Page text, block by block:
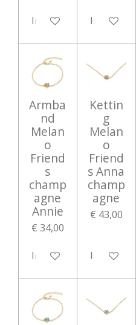
In winkelwagenIn
Armba
nd
Melan
o
Friend
s
champ
agne
Annie
€ 34,00
In winkelwagen
Kettin
g
Melan
o
Friend
s Anna
champ
agne
€ 43,00
In